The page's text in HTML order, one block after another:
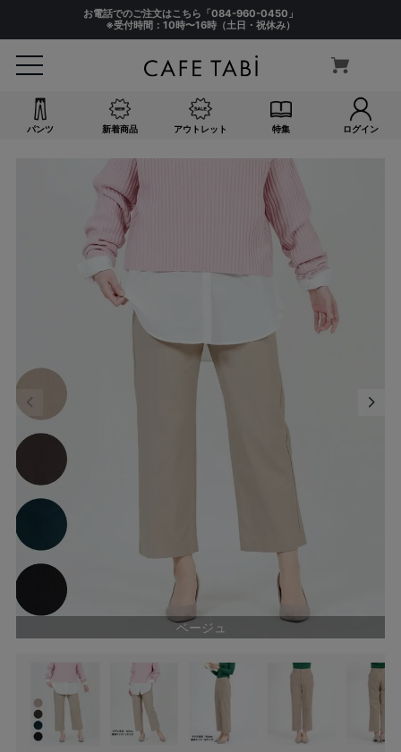
お電話でのご注文はこちら「084-960-0450 」
※受付時間：10時〜16時（土日・祝休み）
パンツ 新着商品 アウトレット 特集 ログイン
ベージュ